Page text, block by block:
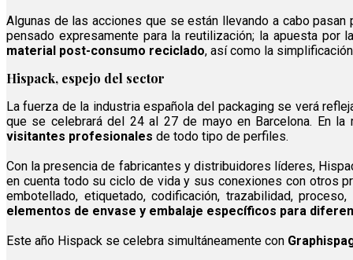
Algunas de las acciones que se están llevando a cabo
pensado expresamente para la reutilización; la apuesta por
material post-consumo reciclado, así como la
Hispack, espejo del sector
La fuerza de la industria española del packaging se verá
que se celebrará del 24 al 27 de mayo en Barcelona. En la
visitantes profesionales de todo tipo de perfiles.
Con la presencia de fabricantes y distribuidores líderes,
en cuenta todo su ciclo de vida y sus conexiones con otros
embotellado, etiquetado, codificación, trazabilidad,
elementos de envase y embalaje específicos para
Este año Hispack se celebra simultáneamente con